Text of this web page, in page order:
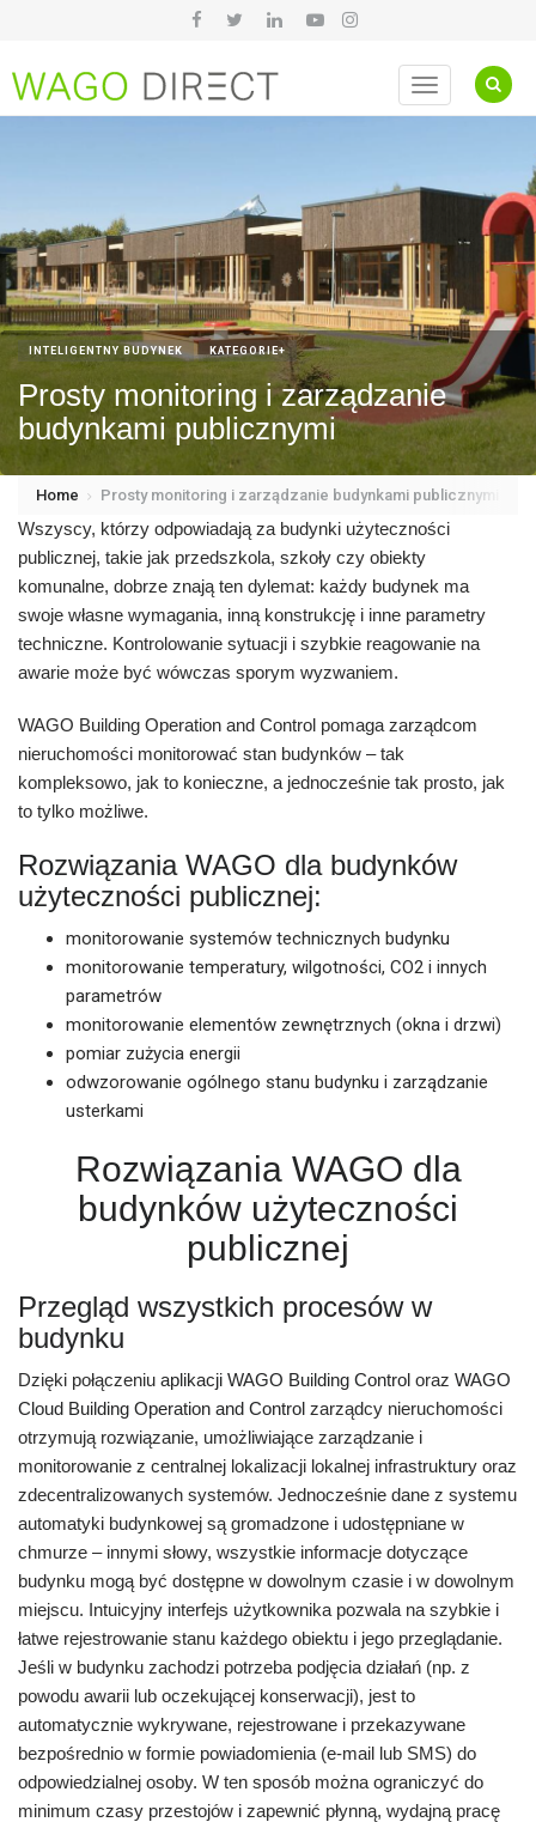
Toggle
navigation
INTELIGENTNY BUDYNEK KATEGORIE+
Prosty monitoring i zarządzanie
budynkami publicznymi
Home Prosty monitoring i zarządzanie budynkami publicznymi
Wszyscy, którzy odpowiadają za budynki użyteczności
publicznej, takie jak przedszkola, szkoły czy obiekty
komunalne, dobrze znają ten dylemat: każdy budynek ma
swoje własne wymagania, inną konstrukcję i inne parametry
techniczne. Kontrolowanie sytuacji i szybkie reagowanie na
awarie może być wówczas sporym wyzwaniem.
WAGO Building Operation and Control pomaga zarządcom
nieruchomości monitorować stan budynków – tak
kompleksowo, jak to konieczne, a jednocześnie tak prosto, jak
to tylko możliwe.
Rozwiązania WAGO dla budynków
użyteczności publicznej:
monitorowanie systemów technicznych budynku
monitorowanie temperatury, wilgotności, CO2 i innych
parametrów
monitorowanie elementów zewnętrznych (okna i drzwi)
pomiar zużycia energii
odwzorowanie ogólnego stanu budynku i zarządzanie
usterkami
Rozwiązania WAGO dla
budynków użyteczności
publicznej
Przegląd wszystkich procesów w
budynku
Dzięki połączeniu aplikacji WAGO Building Control oraz WAGO
Cloud Building Operation and Control zarządcy nieruchomości
otrzymują rozwiązanie, umożliwiające zarządzanie i
monitorowanie z centralnej lokalizacji lokalnej infrastruktury oraz
zdecentralizowanych systemów. Jednocześnie dane z systemu
automatyki budynkowej są gromadzone i udostępniane w
chmurze – innymi słowy, wszystkie informacje dotyczące
budynku mogą być dostępne w dowolnym czasie i w dowolnym
miejscu. Intuicyjny interfejs użytkownika pozwala na szybkie i
łatwe rejestrowanie stanu każdego obiektu i jego przeglądanie.
Jeśli w budynku zachodzi potrzeba podjęcia działań (np. z
powodu awarii lub oczekującej konserwacji), jest to
automatycznie wykrywane, rejestrowane i przekazywane
bezpośrednio w formie powiadomienia (e-mail lub SMS) do
odpowiedzialnej osoby. W ten sposób można ograniczyć do
minimum czasy przestojów i zapewnić płynną, wydajną pracę